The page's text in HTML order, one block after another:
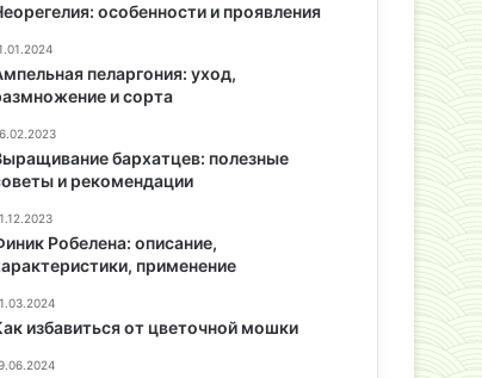
особенности и проявления
пеларгония: уход,
и сорта
бархатцев: полезные
и рекомендации
Робелена: описание,
применение
избавиться от цветочной мошки